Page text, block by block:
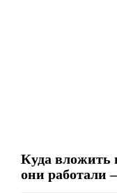
Куда вложить
они работали